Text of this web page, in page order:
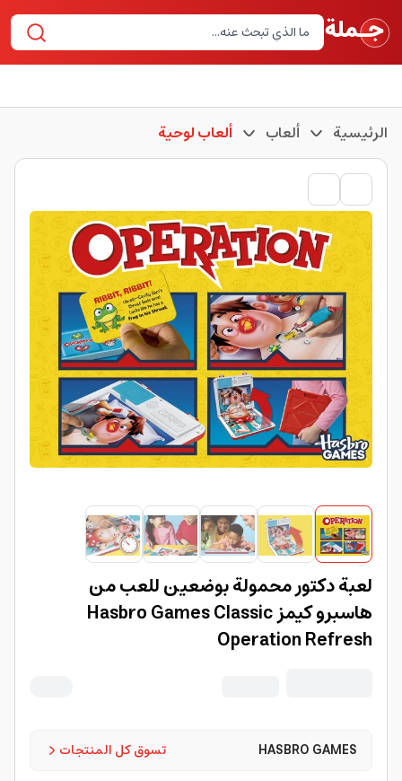
الرئيسية ألعاب ألعاب لوحية
لعبة دكتور محمولة بوضعين للعب من
هاسبرو كيمز Hasbro Games Classic
Operation Refresh
تسوق كل المنتجات HASBRO GAMES